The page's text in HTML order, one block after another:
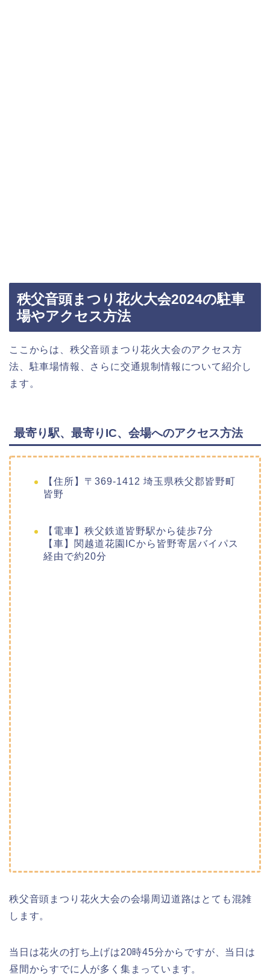
秩父音頭まつり花火大会2024の駐車
場やアクセス方法
ここからは、秩父音頭まつり花火大会のアクセス方
法、駐車場情報、さらに交通規制情報について紹介し
ます。
最寄り駅、最寄りIC、会場へのアクセス方法
【住所】〒369-1412 埼玉県秩父郡皆野町
皆野
【電車】秩父鉄道皆野駅から徒歩7分
【車】関越道花園ICから皆野寄居バイパス
経由で約20分
秩父音頭まつり花火大会の会場周辺道路はとても混雑
します。
当日は花火の打ち上げは20時45分からですが、当日は
昼間からすでに人が多く集まっています。